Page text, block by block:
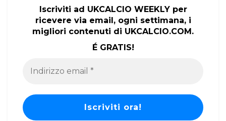
Iscriviti ad UKCALCIO WEEKLY per
ricevere via email, ogni settimana, i
migliori contenuti di UKCALCIO.COM.
É GRATIS!